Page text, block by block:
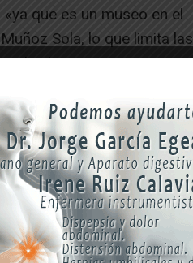
que es un museo en el
Sola, lo que limita las
al cabo, como es una
la ha visto ya no vuelve.
queremos volver a darle
se traiga en estas
César Muñoz Sola y
de los que el Ejecutivo
Según comentó la edil, las